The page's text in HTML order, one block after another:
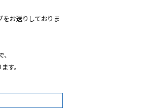
お送りしておりま
す。